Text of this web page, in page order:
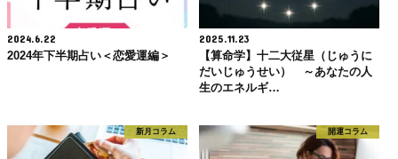
2024.6.22
2024年下半期占い＜恋愛運編＞
2025.11.23
【算命学】十二大従星（じゅうに
だいじゅうせい） ～あなたの人
生のエネルギ…
新月コラム 開運コラム